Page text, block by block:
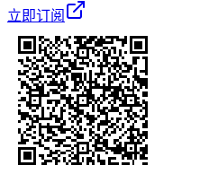
立即订阅